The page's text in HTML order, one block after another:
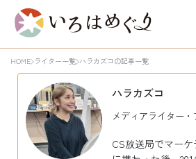
HOME ライター一覧 ハラカズコの記事一覧
ハラカズコ
メディアライター
CS放送局でマー